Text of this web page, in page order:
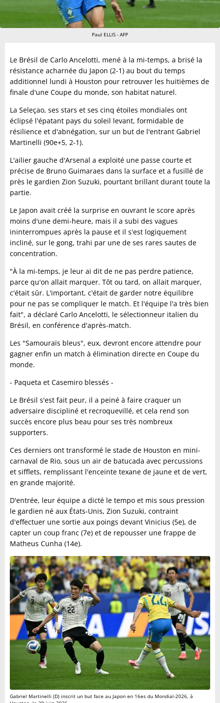
Paul ELLIS - AFP
Le Brésil de Carlo Ancelotti, mené à la mi-temps, a brisé la
résistance acharnée du Japon (2-1) au bout du temps
additionnel lundi à Houston pour retrouver les huitièmes de
finale d'une Coupe du monde, son habitat naturel.
La Seleçao, ses stars et ses cinq étoiles mondiales ont
éclipsé l'épatant pays du soleil levant, formidable de
résilience et d'abnégation, sur un but de l'entrant Gabriel
Martinelli (90e+5, 2-1).
L'ailier gauche d'Arsenal a exploité une passe courte et
précise de Bruno Guimaraes dans la surface et a fusillé de
près le gardien Zion Suzuki, pourtant brillant durant toute la
partie.
Le Japon avait créé la surprise en ouvrant le score après
moins d'une demi-heure, mais il a subi des vagues
ininterrompues après la pause et il s'est logiquement
incliné, sur le gong, trahi par une de ses rares sautes de
concentration.
"À la mi-temps, je leur ai dit de ne pas perdre patience,
parce qu'on allait marquer. Tôt ou tard, on allait marquer,
c'était sûr. L'important, c'était de garder notre équilibre
pour ne pas se compliquer le match. Et l'équipe l'a très bien
fait", a déclaré Carlo Ancelotti, le sélectionneur italien du
Brésil, en conférence d'après-match.
Les "Samouraïs bleus", eux, devront encore attendre pour
gagner enfin un match à élimination directe en Coupe du
monde.
- Paqueta et Casemiro blessés -
Le Brésil s'est fait peur, il a peiné à faire craquer un
adversaire discipliné et recroquevillé, et cela rend son
succès encore plus beau pour ses très nombreux
supporters.
Ces derniers ont transformé le stade de Houston en mini-
carnaval de Rio, sous un air de batucada avec percussions
et sifflets, remplissant l'enceinte texane de jaune et de vert,
en grande majorité.
D'entrée, leur équipe a dicté le tempo et mis sous pression
le gardien né aux États-Unis, Zion Suzuki, contraint
d'effectuer une sortie aux poings devant Vinicius (5e), de
capter un coup franc (7e) et de repousser une frappe de
Matheus Cunha (14e).
Gabriel Martinelli (D) inscrit un but face au Japon en 16es du Mondial-2026, à